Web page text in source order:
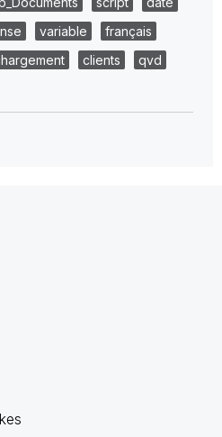
variable
français
clients
qvd